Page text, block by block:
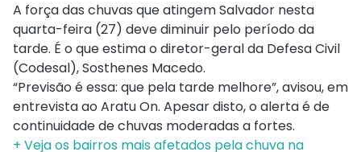
A força das chuvas que atingem Salvador nesta
quarta-feira (27) deve diminuir pelo período da
tarde. É o que estima o diretor-geral da Defesa Civil
(Codesal), Sosthenes Macedo.
“Previsão é essa: que pela tarde melhore”, avisou, em
entrevista ao Aratu On. Apesar disto, o alerta é de
continuidade de chuvas moderadas a fortes.
+ Veja os bairros mais afetados pela chuva na